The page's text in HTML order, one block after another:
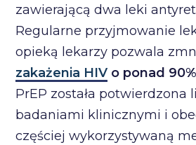
zawierającą dwa leki
Regularne przyjmowanie
opieką lekarzy pozwala
zakażenia HIV o ponad
PrEP została potwierdzona
badaniami klinicznymi i
częściej wykorzystywaną